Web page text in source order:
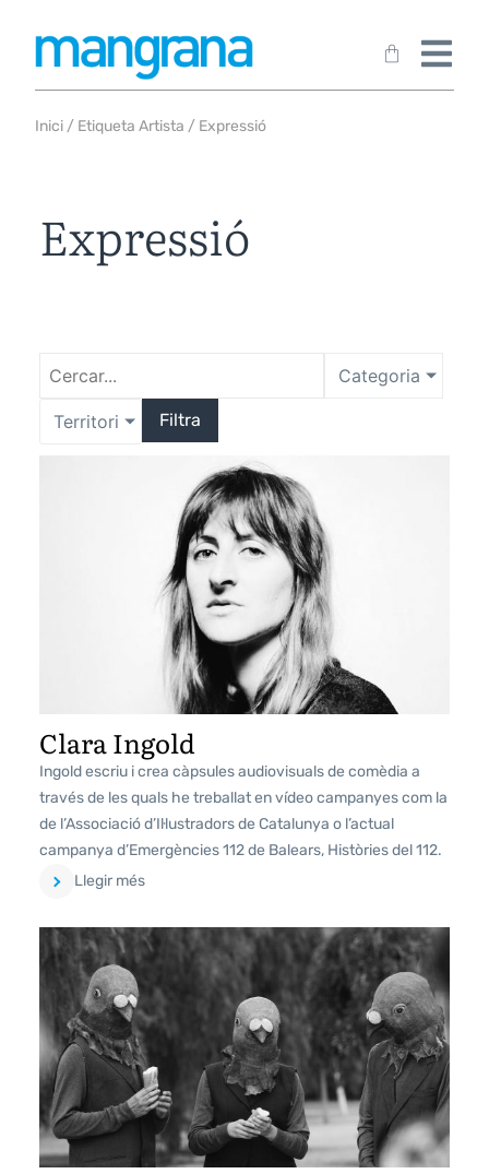
Inici / Etiqueta Artista / Expressió
Expressió
Categoria
Territori Filtra
Clara Ingold
Ingold escriu i crea càpsules audiovisuals de comèdia a
través de les quals he treballat en vídeo campanyes com la
de l’Associació d’Il·lustradors de Catalunya o l’actual
campanya d’Emergències 112 de Balears, Històries del 112.
Llegir més